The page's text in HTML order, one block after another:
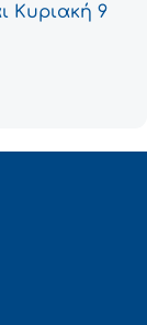
Κυριακή 9